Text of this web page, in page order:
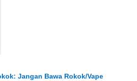
Jangan Bawa Rokok/Vape